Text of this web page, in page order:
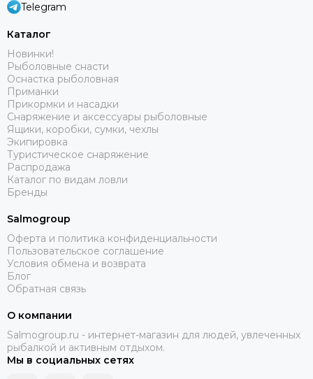
Telegram
Каталог
Новинки!
Рыболовные снасти
Оснастка рыболовная
Приманки
Прикормки и насадки
Снаряжение и аксессуары рыболовные
Ящики, коробки, сумки, чехлы
Экипировка
Туристическое снаряжение
Распродажа
Каталог по видам ловли
Бренды
Salmogroup
Оферта и политика конфиденциальности
Пользовательское соглашение
Условия обмена и возврата
Блог
Обратная связь
О компании
Salmogroup.ru - интернет-магазин для людей, увлеченных
рыбалкой и активным отдыхом.
Мы в социальных сетях